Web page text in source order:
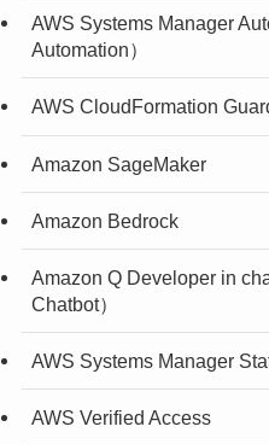
AWS Systems Manager
Automation）
AWS CloudFormation
Amazon SageMaker
Amazon Bedrock
Amazon Q Developer in
Chatbot）
AWS Systems Manager
AWS Verified Access